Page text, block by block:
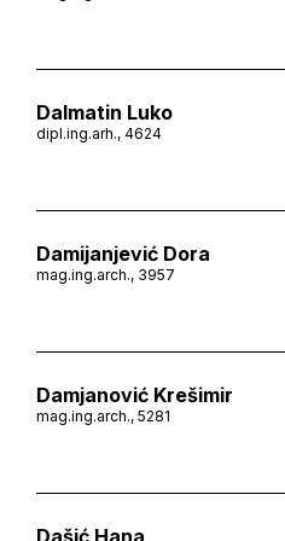
Dalmatin Luko
dipl.ing.arh., 4624
Damijanjević Dora
mag.ing.arch., 3957
Damjanović Krešimir
mag.ing.arch., 5281
Dašić Hana